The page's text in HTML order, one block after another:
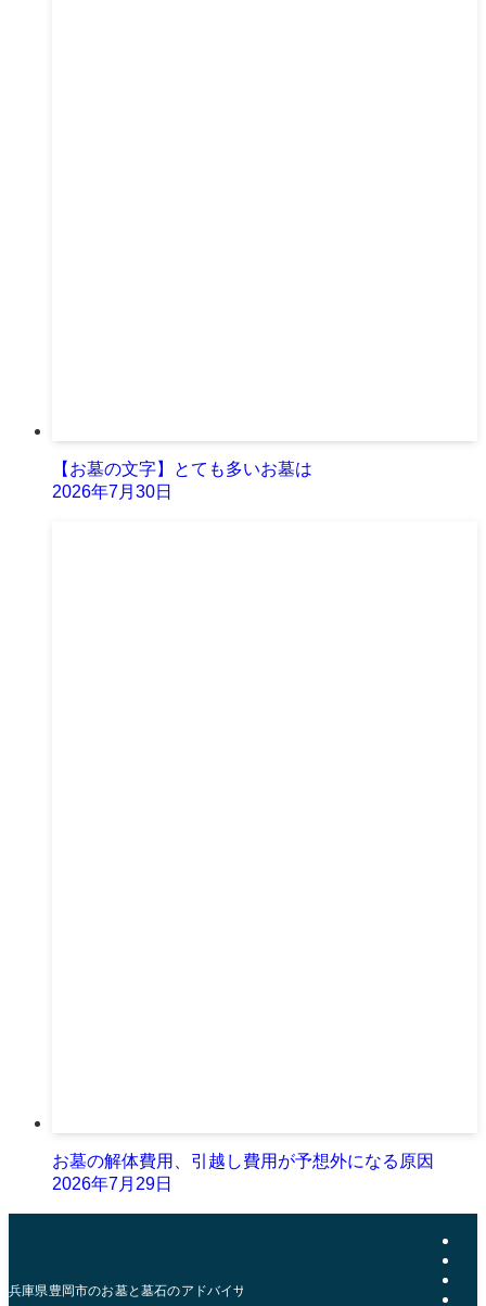
【お墓の文字】とても多いお墓は
2026年7月30日
お墓の解体費用、引越し費用が予想外になる原因
2026年7月29日
兵庫県豊岡市のお墓と墓石のアドバイザー | おおきた石材店